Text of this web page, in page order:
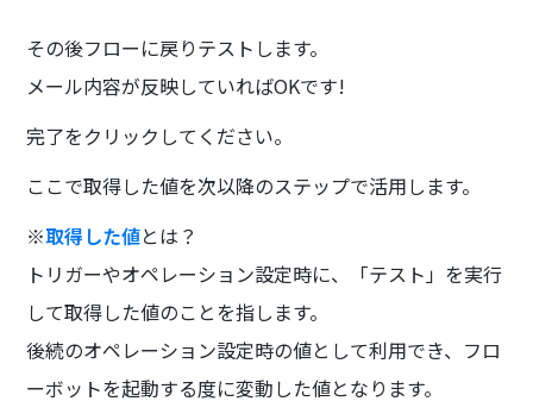
その後フローに戻りテストします。
メール内容が反映していればOKです!
完了をクリックしてください。
ここで取得した値を次以降のステップで活用します。
※取得した値とは？
トリガーやオペレーション設定時に、「テスト」を実行
して取得した値のことを指します。
後続のオペレーション設定時の値として利用でき、フロ
ーボットを起動する度に変動した値となります。